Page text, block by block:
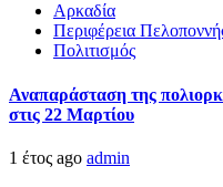
Αρκαδία
Περιφέρεια
Πολιτισμός
Αναπαράσταση της
στις 22 Μαρτίου
1 έτος ago admin